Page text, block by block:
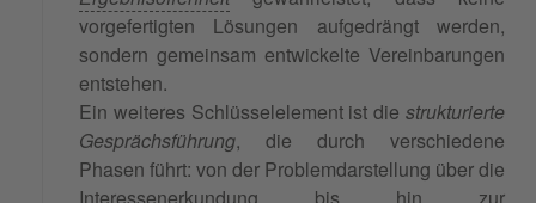
vorgefertigten Lösungen aufgedrängt werden,
sondern gemeinsam entwickelte Vereinbarungen
entstehen.
Ein weiteres Schlüsselelement ist die strukturierte
Gesprächsführung, die durch verschiedene
Phasen führt: von der Problemdarstellung über die